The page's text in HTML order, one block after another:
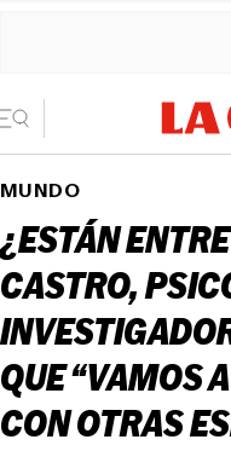
MUNDO
¿ESTÁN
CASTRO,
QUE “VAMOS
CON OTRAS